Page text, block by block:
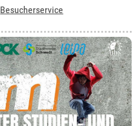
Besucherservice